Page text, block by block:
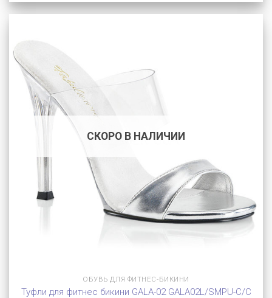
СКОРО В НАЛИЧИИ
ОБУВЬ ДЛЯ ФИТНЕС-БИКИНИ
Туфли для фитнес бикини GALA-02 GALA02L/SMPU-C/C